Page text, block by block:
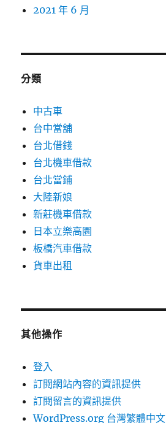
2021 年 6 月
分類
中古車
台中當舖
台北借錢
台北機車借款
台北當鋪
大陸新娘
新莊機車借款
日本立樂高園
板橋汽車借款
貨車出租
其他操作
登入
訂閱網站內容的資訊提供
訂閱留言的資訊提供
WordPress.org 台灣繁體中文